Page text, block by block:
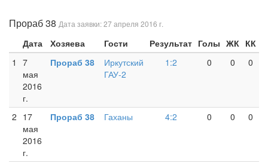
Прораб 38 Дата заявки: 27 апреля 2016 г.
Дата Хозяева Гости Результат Голы ЖК КК
1
7
мая
2016
г.
Прораб 38
Иркутский
ГАУ-2
1:2 0 0 0
2 17
мая
2016
г.
Прораб 38 Гаханы 4:2 0 0 0